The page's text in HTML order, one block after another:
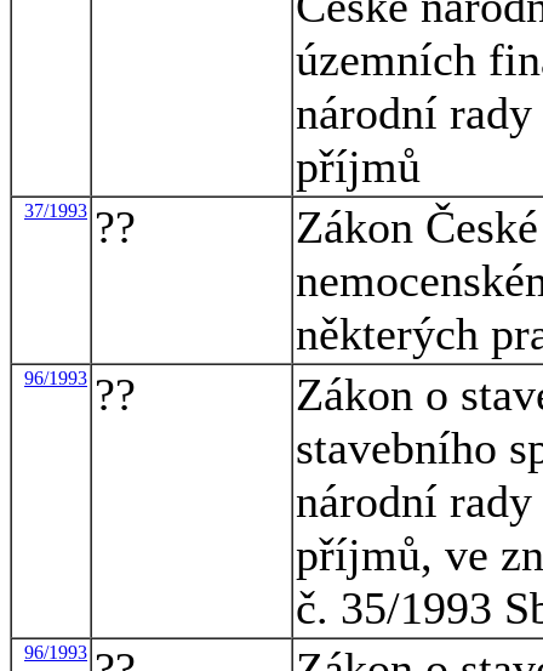
územních
národní
příjmů
37/1993 ??
Zákon
některých
96/1993 ??
Zákon o
stavebního
národní
příjmů, ve
č. 35/1993
96/1993